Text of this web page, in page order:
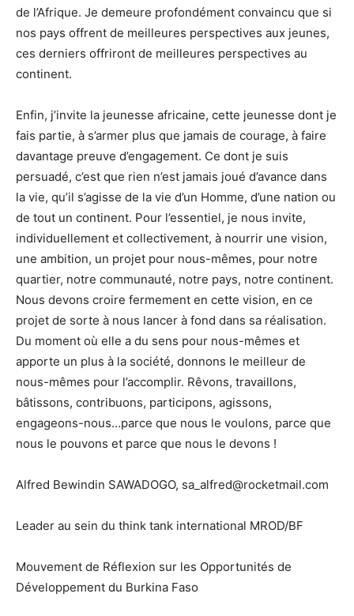
de l’Afrique. Je demeure profondément convaincu que si
nos pays offrent de meilleures perspectives aux jeunes,
ces derniers offriront de meilleures perspectives au
continent.
Enfin, j’invite la jeunesse africaine, cette jeunesse dont je
fais partie, à s’armer plus que jamais de courage, à faire
davantage preuve d’engagement. Ce dont je suis
persuadé, c’est que rien n’est jamais joué d’avance dans
la vie, qu’il s’agisse de la vie d’un Homme, d’une nation ou
de tout un continent. Pour l’essentiel, je nous invite,
individuellement et collectivement, à nourrir une vision,
une ambition, un projet pour nous-mêmes, pour notre
quartier, notre communauté, notre pays, notre continent.
Nous devons croire fermement en cette vision, en ce
projet de sorte à nous lancer à fond dans sa réalisation.
Du moment où elle a du sens pour nous-mêmes et
apporte un plus à la société, donnons le meilleur de
nous-mêmes pour l’accomplir. Rêvons, travaillons,
bâtissons, contribuons, participons, agissons,
engageons-nous…parce que nous le voulons, parce que
nous le pouvons et parce que nous le devons !
Alfred Bewindin SAWADOGO, sa_alfred@rocketmail.com
Leader au sein du think tank international MROD/BF
Mouvement de Réflexion sur les Opportunités de
Développement du Burkina Faso